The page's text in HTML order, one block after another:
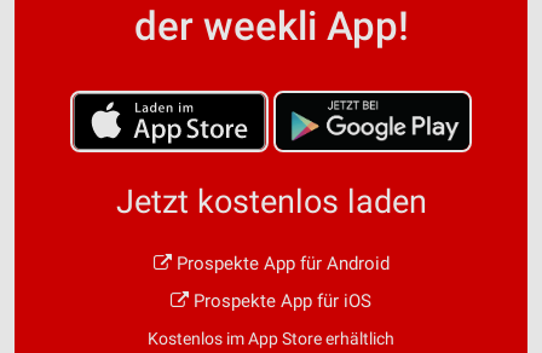
der weekli App!
Jetzt kostenlos laden
Prospekte App für Android
Prospekte App für iOS
Kostenlos im App Store erhältlich